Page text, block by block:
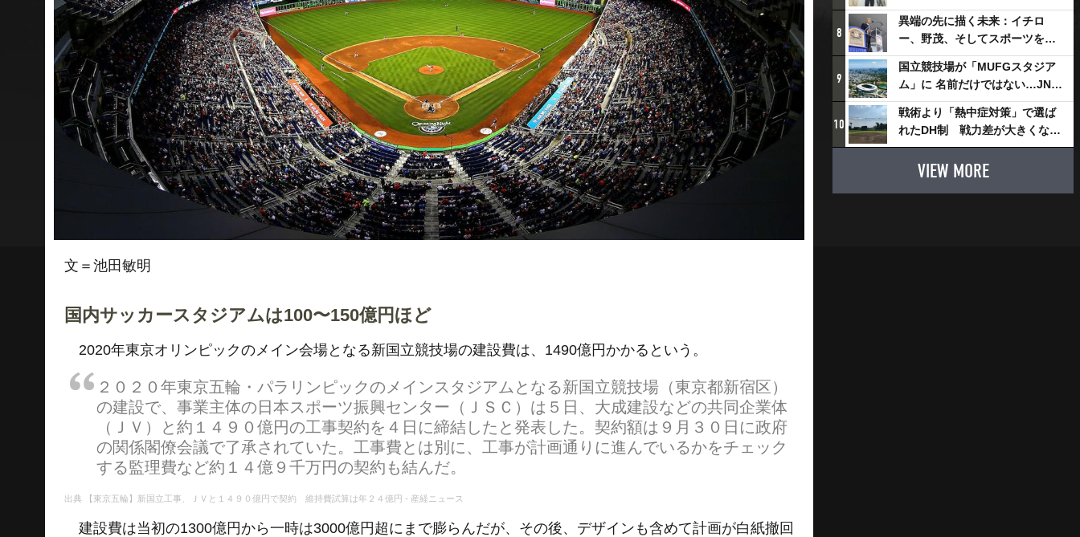
文＝池田敏明
国内サッカースタジアムは100〜150億円ほど
2020年東京オリンピックのメイン会場となる新国立競技場の建設費は、1490億円かかるという。
２０２０年東京五輪・パラリンピックのメインスタジアムとなる新国立競技場（東京都新宿区）
の建設で、事業主体の日本スポーツ振興センター（ＪＳＣ）は５日、大成建設などの共同企業体
（ＪＶ）と約１４９０億円の工事契約を４日に締結したと発表した。契約額は９月３０日に政府
の関係閣僚会議で了承されていた。工事費とは別に、工事が計画通りに進んでいるかをチェック
する監理費など約１４億９千万円の契約も結んだ。
【東京五輪】新国立工事、ＪＶと１４９０億円で契約 維持費試算は年２４億円 - 産経ニュース
建設費は当初の1300億円から一時は3000億円超にまで膨らんだが、その後、デザインも含めて計画が白紙撤回
スチャダラパーが川崎新！アリ
ーナシティ・プロジェクトを語
る 「楽しみでしかないでしょ。
川崎は、ずっと成長曲線だか
ら」
8
異端の先に描く未来：イチロ
ー、野茂、そしてスポーツを支
える科学界の挑戦
9
国立競技場が「MUFGスタジア
ム」に 名前だけではない…JNSE
とMUFGが“共創”し描く地域活
性化・社会価値創造の近未来図
とは
10
戦術より「熱中症対策」で選ば
れたDH制 戦力差が大きくなる
懸念も
VIEW MORE